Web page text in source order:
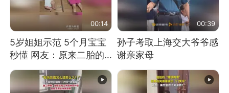
00:14
5岁姐姐示范 5个月宝宝
秒懂 网友：原来二胎的
快乐长这样
00:39
孙子考取上海交大爷爷感
谢亲家母